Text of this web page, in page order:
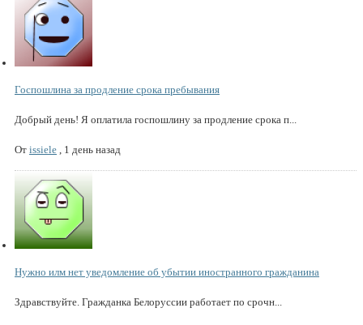
Госпошлина за продление срока пребывания
Добрый день! Я оплатила госпошлину за продление срока п...
От issiele , 1 день назад
Нужно илм нет уведомление об убытии иностранного гражданина
Здравствуйте. Гражданка Белоруссии работает по срочн...